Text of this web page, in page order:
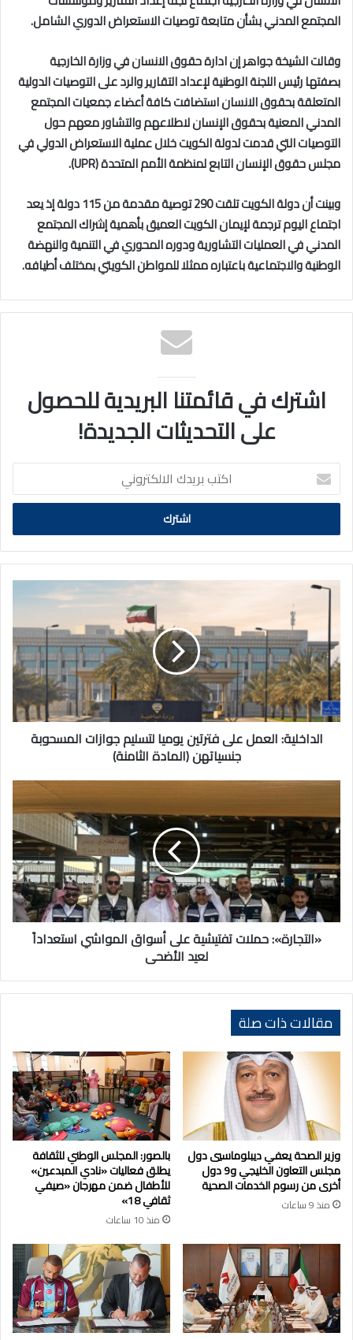
المجتمع المدني بشأن متابعة توصيات الاستعراض الدوري الشامل.
وقالت الشيخة جواهر إن ادارة حقوق الانسان في وزارة الخارجية
بصفتها رئيس اللجنة الوطنية لإعداد التقارير والرد على التوصيات الدولية
المتعلقة بحقوق الانسان استضافت كافة أعضاء جمعيات المجتمع
المدني المعنية بحقوق الإنسان لاطلاعهم والتشاور معهم حول
التوصيات التي قدمت لدولة الكويت خلال عملية الاستعراض الدولي في
مجلس حقوق الإنسان التابع لمنظمة الأمم المتحدة (UPR
).
وبينت أن دولة الكويت تلقت 290 توصية مقدمة من 115 دولة إذ يعد
اجتماع اليوم ترجمة لإيمان الكويت العميق بأهمية إشراك المجتمع
المدني في العمليات التشاورية ودوره المحوري في التنمية والنهضة
الوطنية والاجتماعية باعتباره ممثلا للمواطن الكويتي بمختلف أطيافه.
اشترك في قائمتنا البريدية للحصول
على التحديثات الجديدة!
اكتب
بريدك
الالكتروني
الداخلية:
العمل
على
فترتين
يوميا
لتسليم
جوازات
المسحوبة
جنسياتهن
(المادةالداخلية: العمل على فترتين يوميا لتسليم جوازات المسحوبة
جنسياتهن (المادة الثامنة)
«التجارة»:
تفتيشية
على
أسواق
المواشي
استعداداً
الأضحى
«التجارة»: حملات تفتيشية على أسواق المواشي استعداداً
لعيد الأضحى
مقالات ذات صلة
وزير الصحة يعفي ديبلوماسيي دول
مجلس التعاون الخليجي و9 دول
أخرى من رسوم الخدمات الصحية
منذ 9 ساعات
بالصور: المجلس الوطني للثقافة
يطلق فعاليات «نادي المبدعين»
للأطفال ضمن مهرجان «صيفي
ثقافي 18»
منذ 10 ساعات